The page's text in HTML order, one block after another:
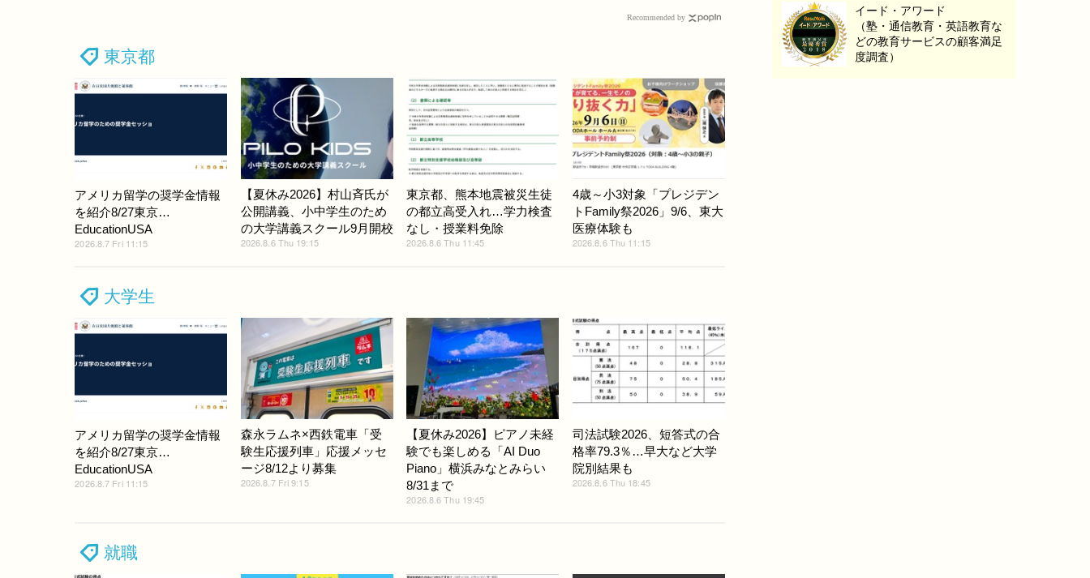
Recommended by
東京都
アメリカ留学の奨学金情報
を紹介8/27東京…
EducationUSA
2026.8.7 Fri 11:15
【夏休み2026】村山斉氏が
公開講義、小中学生のため
の大学講義スクール9月開校
2026.8.6 Thu 19:15
東京都、熊本地震被災生徒
の都立高受入れ…学力検査
なし・授業料免除
2026.8.6 Thu 11:45
4歳～小3対象「プレジデン
トFamily祭2026」9/6、東大
医療体験も
2026.8.6 Thu 11:15
大学生
アメリカ留学の奨学金情報
を紹介8/27東京…
EducationUSA
2026.8.7 Fri 11:15
森永ラムネ×西鉄電車「受
験生応援列車」応援メッセ
ージ8/12より募集
2026.8.7 Fri 9:15
【夏休み2026】ピアノ未経
験でも楽しめる「AI Duo
Piano」横浜みなとみらい
8/31まで
2026.8.6 Thu 19:45
司法試験2026、短答式の合
格率79.3％…早大など大学
院別結果も
2026.8.6 Thu 18:45
就職
イード・アワード
（塾・通信教育・英語教育な
どの教育サービスの顧客満足
度調査）